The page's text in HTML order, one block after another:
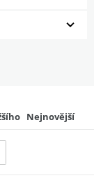
Nejnovější